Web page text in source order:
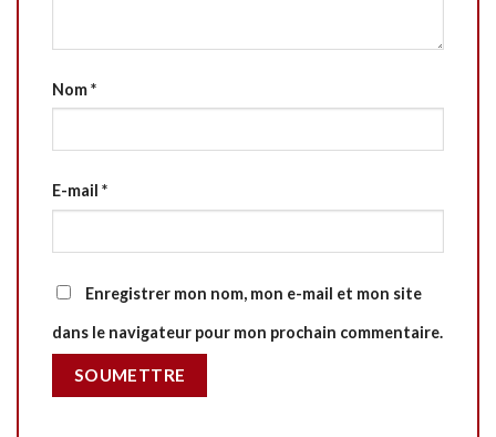
Nom*
E-mail *
Enregistrer mon nom, mon e-mail et mon site
dans le navigateur pour mon prochain commentaire.